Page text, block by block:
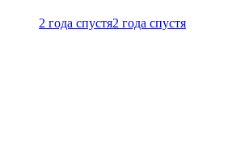
2 года спустя2 года спустя